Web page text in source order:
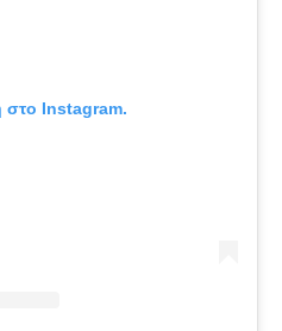
στο Instagram.